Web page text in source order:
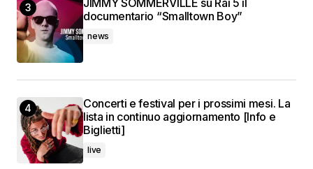
JIMMY SOMMERVILLE su Rai 5 il
documentario “Smalltown Boy”
news
Concerti e festival per i prossimi mesi. La
lista in continuo aggiornamento [Info e
Biglietti]
live